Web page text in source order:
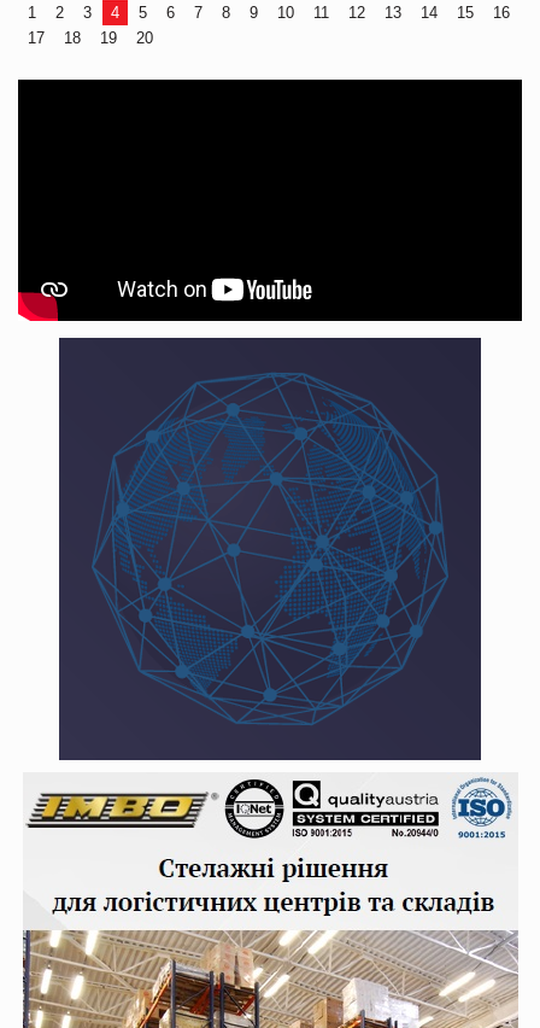
1 2 3 4 5 6 7 8 9 10 11 12 13 14 15
16
17
18 19 20